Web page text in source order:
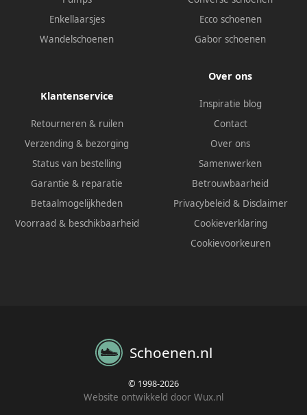
Enkellaarsjes
Wandelschoenen
Ecco schoenen
Gabor schoenen
Klantenservice
Retourneren & ruilen
Verzending & bezorging
Status van bestelling
Garantie & reparatie
Betaalmogelijkheden
Voorraad & beschikbaarheid
Over ons
Inspiratie blog
Contact
Over ons
Samenwerken
Betrouwbaarheid
Privacybeleid & Disclaimer
Cookieverklaring
Cookievoorkeuren
Schoenen.nl
© 1998-2026
Website ontwikkeld door Wux.nl